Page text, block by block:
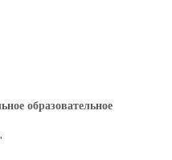
образовательное